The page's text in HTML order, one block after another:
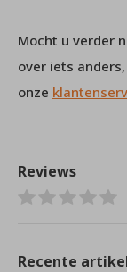
Mocht u verder
over iets
onze
Reviews
Recente